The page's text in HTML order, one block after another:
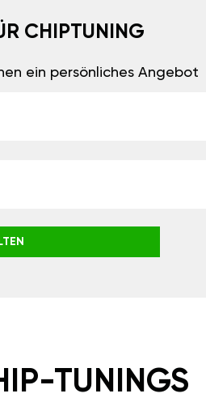
CHIPTUNING
ein persönliches Angebot
TUNINGS